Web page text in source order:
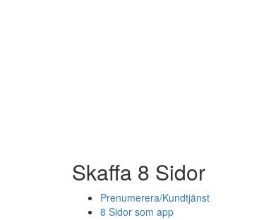
Skaffa 8 Sidor
Prenumerera/Kundtjänst
8 Sidor som app